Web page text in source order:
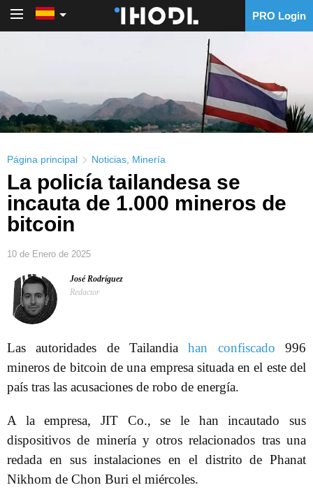
PRO Login
Página principal Noticias Minería
La policía tailandesa se
incauta de 1.000 mineros de
bitcoin
10 de Enero de 2025
José Rodríguez
Redactor
Las autoridades de Tailandiahan confiscado 996
mineros de bitcoin de una empresa situada en el este del
país tras las acusaciones de robo de energía.
A la empresa, JIT Co., se le han incautado sus
dispositivos de minería y otros relacionados tras una
redada en sus instalaciones en el distrito de Phanat
Nikhom de Chon Buri el miércoles.